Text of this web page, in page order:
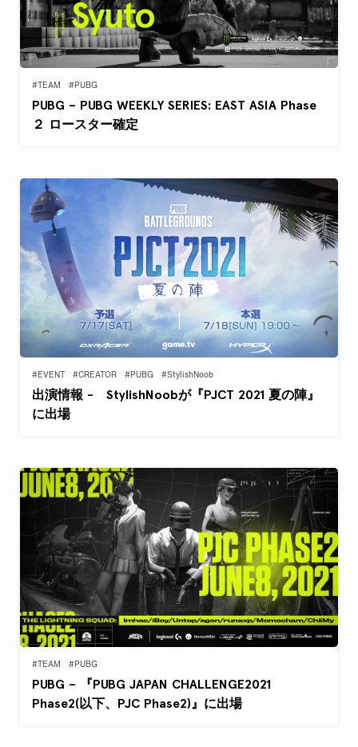
#TEAM #PUBG
PUBG – PUBG WEEKLY SERIES: EAST ASIA Phase
２ ロースター確定
#EVENT #CREATOR #PUBG #StylishNoob
出演情報 - StylishNoobが『PJCT 2021 夏の陣』
に出場
#TEAM #PUBG
PUBG – 『PUBG JAPAN CHALLENGE2021
Phase2(以下、PJC Phase2)』に出場